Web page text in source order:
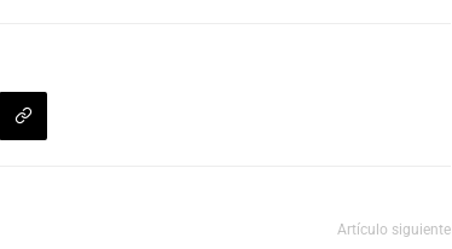
Artículo siguiente